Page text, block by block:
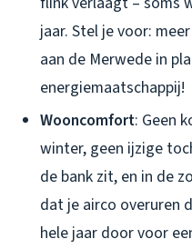
jaar. Stel je voor:
aan de Merwede in
energiemaatschappij!
Wooncomfort: Geen
winter, geen ijzige
de bank zit, en in de
dat je airco overuren
hele jaar door voor